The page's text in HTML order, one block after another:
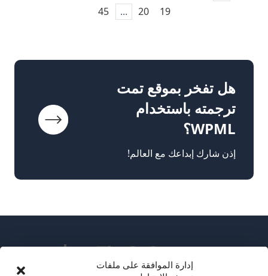
إدارة الموافقة على ملفات
19
20
...
45
هل تفخر بموقع تمت
ترجمته باستخدام
WPML؟
إذن شارك إبداعك مع العالم!